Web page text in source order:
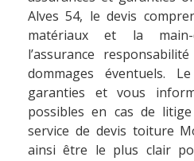
Alves 54, le devis
matériaux et la
l’assurance
dommages éventuels.
garanties et vous
possibles en cas de
service de devis toiture
ainsi être le plus clair